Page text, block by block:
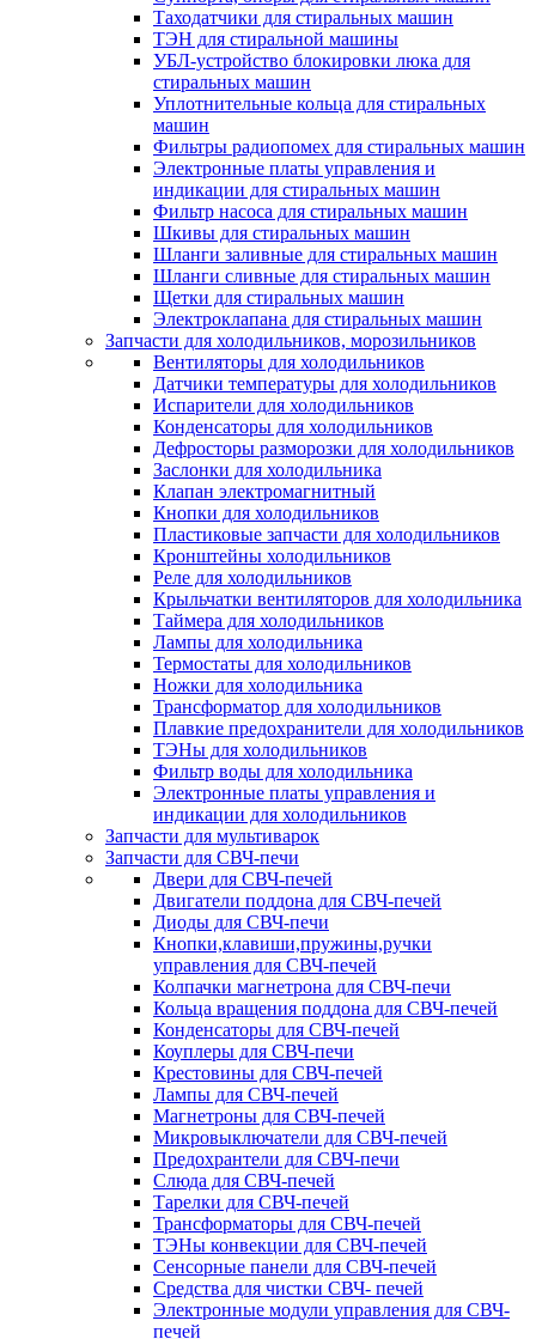
Таходатчики для стиральных машин
ТЭН для стиральной машины
УБЛ-устройство блокировки люка для
стиральных машин
Уплотнительные кольца для стиральных
машин
Фильтры радиопомех для стиральных машин
Электронные платы управления и
индикации для стиральных машин
Фильтр насоса для стиральных машин
Шкивы для стиральных машин
Шланги заливные для стиральных машин
Шланги сливные для стиральных машин
Щетки для стиральных машин
Электроклапана для стиральных машин
Запчасти для холодильников, морозильников
Вентиляторы для холодильников
Датчики температуры для холодильников
Испарители для холодильников
Конденсаторы для холодильников
Дефросторы разморозки для холодильников
Заслонки для холодильника
Клапан электромагнитный
Кнопки для холодильников
Пластиковые запчасти для холодильников
Кронштейны холодильников
Реле для холодильников
Крыльчатки вентиляторов для холодильника
Таймера для холодильников
Лампы для холодильника
Термостаты для холодильников
Ножки для холодильника
Трансформатор для холодильников
Плавкие предохранители для холодильников
ТЭНы для холодильников
Фильтр воды для холодильника
Электронные платы управления и
индикации для холодильников
Запчасти для мультиварок
Запчасти для СВЧ-печи
Двери для СВЧ-печей
Двигатели поддона для СВЧ-печей
Диоды для СВЧ-печи
Кнопки,клавиши,пружины,ручки
управления для СВЧ-печей
Колпачки магнетрона для СВЧ-печи
Кольца вращения поддона для СВЧ-печей
Конденсаторы для СВЧ-печей
Коуплеры для СВЧ-печи
Крестовины для СВЧ-печей
Лампы для СВЧ-печей
Магнетроны для СВЧ-печей
Микровыключатели для СВЧ-печей
Предохрантели для СВЧ-печи
Слюда для СВЧ-печей
Тарелки для СВЧ-печей
Трансформаторы для СВЧ-печей
ТЭНы конвекции для СВЧ-печей
Сенсорные панели для СВЧ-печей
Средства для чистки СВЧ- печей
Электронные модули управления для СВЧ-
печей